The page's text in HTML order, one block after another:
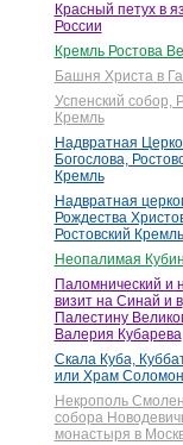
Красный петух в
России
Кремль Ростова
Башня Христа в
Успенский собор,
Кремль
Надвратная
Богослова,
Кремль
Надвратная
Рождества
Ростовский Кремль
Неопалимая
Паломнический и
визит на Синай и в
Палестину
Валерия Кубарева
Скала Куба,
или Храм
Некрополь
собора
монастыря в